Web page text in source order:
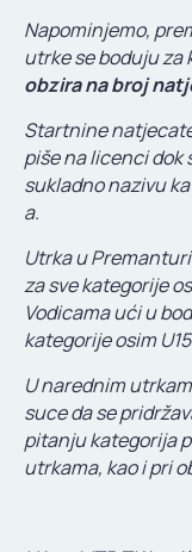
Napominjemo,
utrke se boduju
obzira na broj
Startnine
piše na licenci dok
sukladno nazivu
a.
Utrka u
za sve kategorije
Vodicama ući u
kategorije osim
U narednim
suce da se
pitanju kategorija
utrkama, kao i pri